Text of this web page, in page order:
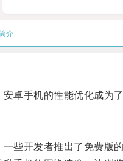
介
手机的性能优化成为了
开发者推出了免费版的